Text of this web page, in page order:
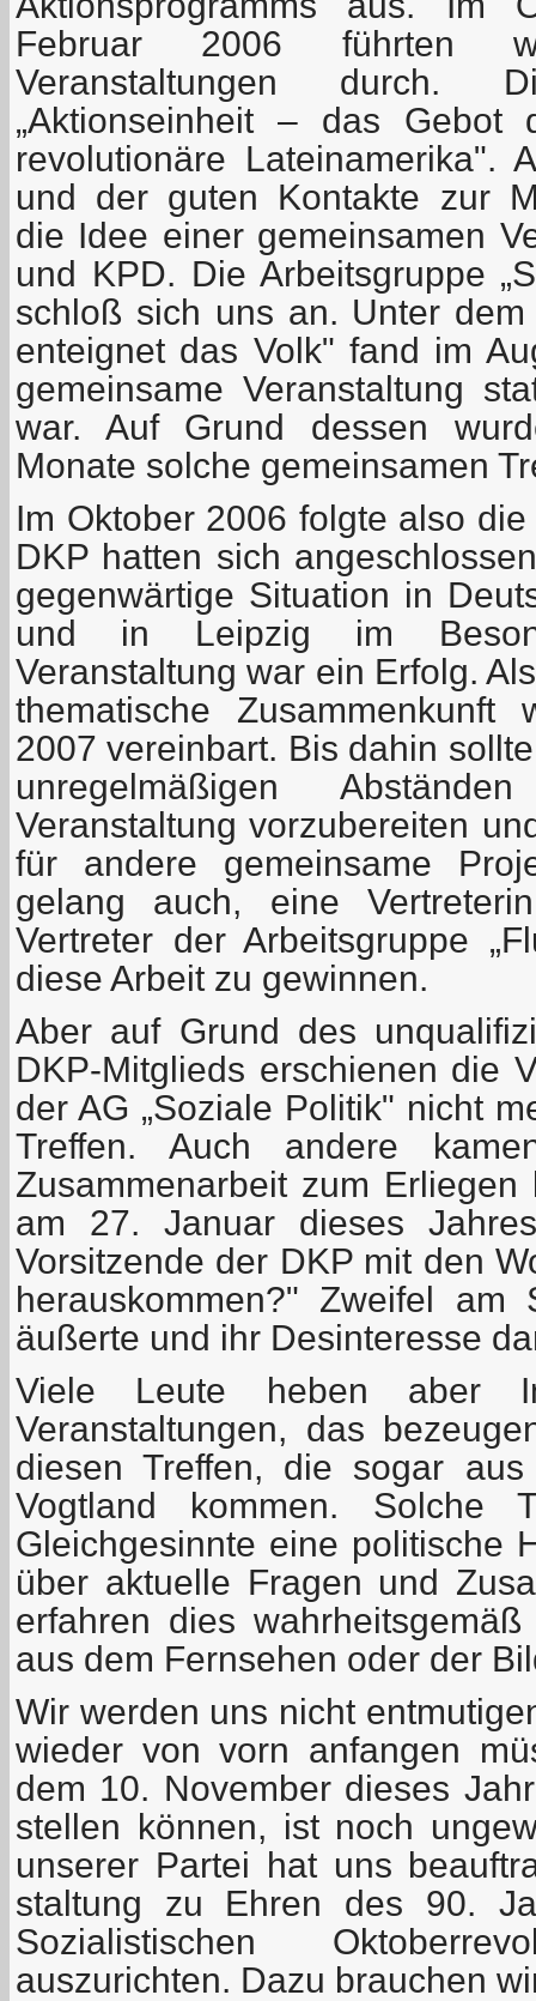
Februar 2006 führten
Veranstaltungen durch.
„Aktionseinheit – das Gebot
revolutionäre Lateinamerika".
und der guten Kontakte zur
die Idee einer gemeinsamen
und KPD. Die Arbeitsgruppe
schloß sich uns an. Unter dem
enteignet das Volk" fand im
gemeinsame Veranstaltung
war. Auf Grund dessen
Monate solche gemeinsamen
Im Oktober 2006 folgte also
DKP hatten sich
gegenwärtige Situation in
und in Leipzig im
Veranstaltung war ein Erfolg.
thematische
2007 vereinbart. Bis dahin
unregelmäßigen
Veranstaltung vorzubereiten
für andere gemeinsame
gelang auch, eine
Vertreter der Arbeitsgruppe
diese Arbeit zu gewinnen.
Aber auf Grund des
DKP-Mitglieds erschienen die
der AG „Soziale Politik" nicht
Treffen. Auch andere
Zusammenarbeit zum
am 27. Januar dieses
Vorsitzende der DKP mit den
herauskommen?" Zweifel am
äußerte und ihr Desinteresse
Viele Leute heben aber
Veranstaltungen, das
diesen Treffen, die sogar
Vogtland kommen. Solche
Gleichgesinnte eine politische
über aktuelle Fragen und
erfahren dies
aus dem Fernsehen oder der
Wir werden uns nicht
wieder von vorn anfangen
dem 10. November dieses
stellen können, ist noch
unserer Partei hat uns
staltung zu Ehren des 90.
Sozialistischen
auszurichten. Dazu brauchen